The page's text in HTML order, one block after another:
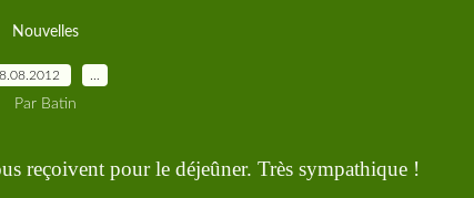
Nouvelles
Par Batin
reçoivent pour le déjeûner. Très sympathique !